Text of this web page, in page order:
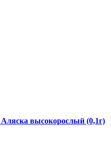
высокорослый (0,1г)